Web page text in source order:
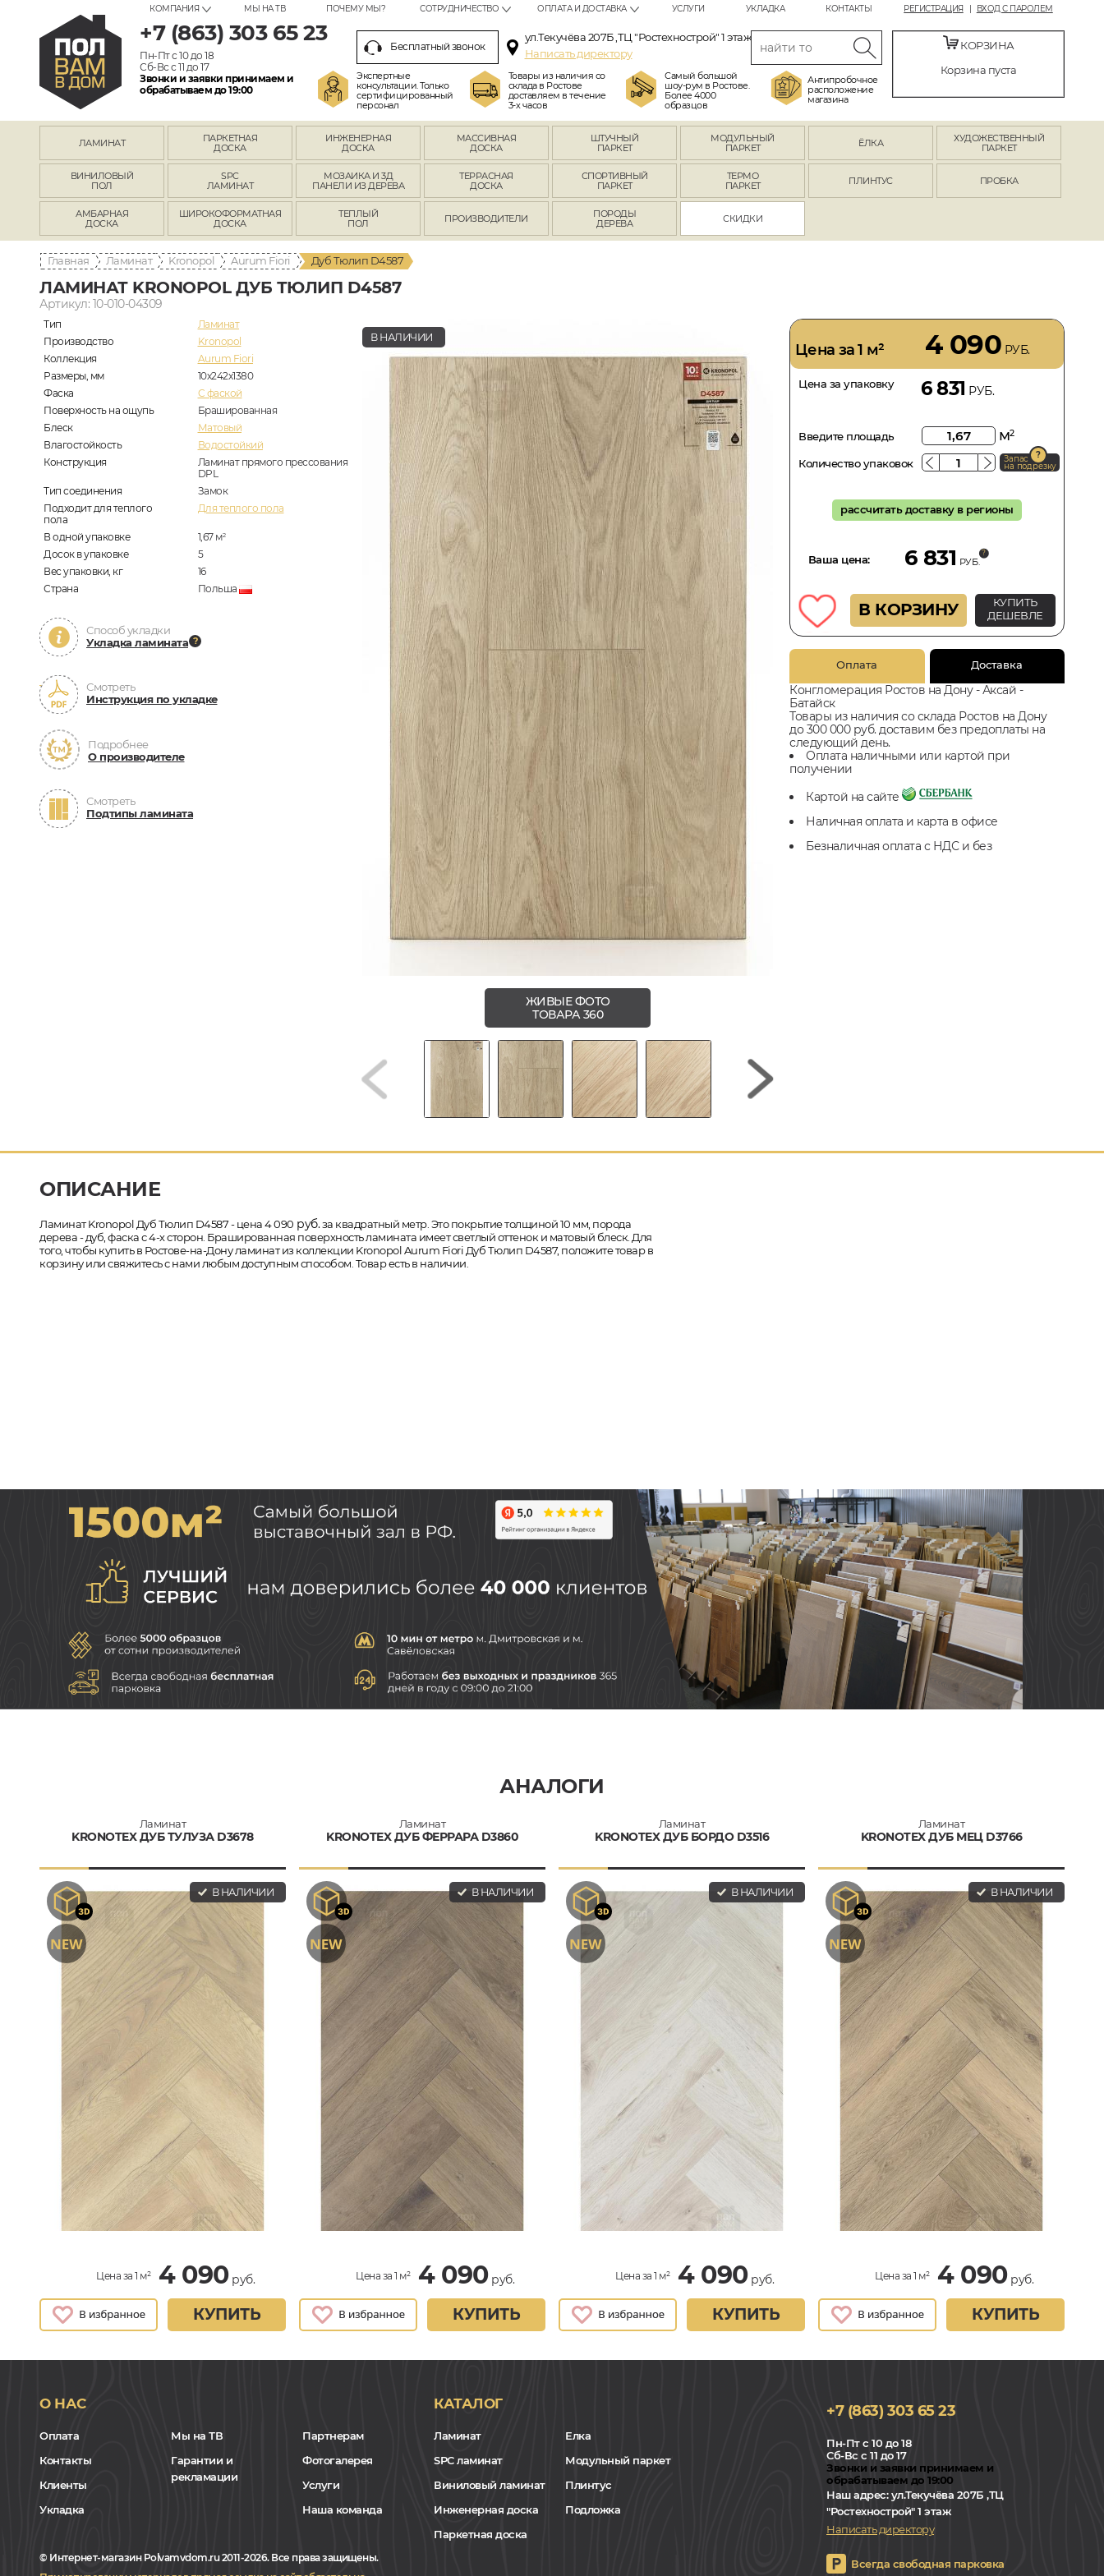
РЕГИСТРАЦИЯ ВХОД С ПАРОЛЕМ
КОМПАНИЯ МЫ НА ТВ ПОЧЕМУ МЫ? СОТРУДНИЧЕСТВО ОПЛАТА И ДОСТАВКА УСЛУГИ УКЛАДКА КОНТАКТЫ
+7 (863) 303 65 23
Пн-Пт с 10 до 18
Сб-Вс с 11 до 17
Звонки и заявки принимаем и
обрабатываем до 19:00
Бесплатный звонок
ул.Текучёва 207Б ,ТЦ "Ростехнострой" 1 этаж
Написать директору
Экспертные
консультации. Только
сертифицированный
персонал
Товары из наличия со
склада в Ростове
доставляем в течение
3-х часов
Самый большой
шоу-рум в Ростове.
Более 4000
образцов
Антипробочное
расположение
магазина
КОРЗИНА
Корзина пуста
ЛАМИНАТ
ПАРКЕТНАЯ
ДОСКА
ИНЖЕНЕРНАЯ
ДОСКА
МАССИВНАЯ
ДОСКА
ШТУЧНЫЙ
ПАРКЕТ
МОДУЛЬНЫЙ
ПАРКЕТ
ЁЛКА
ХУДОЖЕСТВЕННЫЙ
ПАРКЕТ
ВИНИЛОВЫЙ
ПОЛ
SPC
ЛАМИНАТ
МОЗАИКА И 3Д
ПАНЕЛИ ИЗ ДЕРЕВА
ТЕРРАСНАЯ
ДОСКА
СПОРТИВНЫЙ
ПАРКЕТ
ТЕРМО
ПАРКЕТ
ПЛИНТУС ПРОБКА
АМБАРНАЯ
ДОСКА
ШИРОКОФОРМАТНАЯ
ДОСКА
ТЕПЛЫЙ
ПОЛ
ПРОИЗВОДИТЕЛИ
ПОРОДЫ
ДЕРЕВА
СКИДКИ
Главная Ламинат Kronopol Aurum Fiori Дуб Тюлип D4587
ЛАМИНАТ KRONOPOL ДУБ ТЮЛИП D4587
Артикул: 10-010-04309
Тип
Ламинат
Производство
Kronopol
Коллекция
Aurum Fiori
Размеры, мм
10х242х1380
Фаска
C фаской
Поверхность на ощупь
Брашированная
Блеск
Матовый
Влагостойкость
Водостойкий
Конструкция
Ламинат прямого прессования
DPL
Тип соединения
Замок
Подходит для теплого
пола
Для теплого пола
В одной упаковке 1,67 м2
Досок в упаковке
5
Вес упаковки, кг
16
Страна
Польша
Способ укладки
Укладка ламината
Смотреть
Инструкция по укладке
Подробнее
О производителе
Смотреть
Подтипы ламината
В НАЛИЧИИ
ЖИВЫЕ ФОТО
ТОВАРА 360
Цена за 1 м² 4 090 РУБ.
Цена за упаковку 6 831 РУБ.
Введите площадь м2
Количество упаковок Запас
на подрезку
рассчитать доставку в регионы
Ваша цена: 6 831 РУБ.
В КОРЗИНУ
КУПИТЬ
ДЕШЕВЛЕ
Оплата Доставка
Конгломерация Ростов на Дону - Аксай -
Батайск
Товары из наличия со склада Ростов на Дону
до 300 000 руб. доставим без предоплаты на
следующий день.
Оплата наличными или картой при
получении
Картой на сайте
Наличная оплата и карта в офисе
Безналичная оплата с НДС и без
ОПИСАНИЕ
Ламинат Kronopol Дуб Тюлип D4587 - цена 4 090 руб.за квадратный метр. Это покрытие толщиной 10 мм, порода
дерева - дуб, фаска с 4-х сторон. Брашированная поверхность ламината имеет светлый оттенок и матовый блеск. Для
того, чтобы купить в Ростове-на-Дону ламинат из коллекции Kronopol Aurum Fiori Дуб Тюлип D4587, положите товар в
корзину или свяжитесь с нами любым доступным способом. Товар есть в наличии.
АНАЛОГИ
Ламинат
KRONOTEX ДУБ ТУЛУЗА D3678
В НАЛИЧИИ
Цена за 1 м² 4 090руб.
КУПИТЬ
Ламинат
KRONOTEX ДУБ ФЕРРАРА D3860
В НАЛИЧИИ
Цена за 1 м² 4 090руб.
КУПИТЬ
Ламинат
KRONOTEX ДУБ БОРДО D3516
В НАЛИЧИИ
Цена за 1 м² 4 090руб.
КУПИТЬ
Ламинат
KRONOTEX ДУБ МЕЦ D3766
В НАЛИЧИИ
Цена за 1 м² 4 090руб.
КУПИТЬ
О НАС
Оплата
Контакты
Клиенты
Укладка
Мы на ТВ
Гарантии и
рекламации
Партнерам
Фотогалерея
Услуги
Наша команда
КАТАЛОГ
Ламинат
SPC ламинат
Виниловый ламинат
Инженерная доска
Паркетная доска
Елка
Модульный паркет
Плинтус
Подложка
+7 (863) 303 65 23
Пн-Пт с 10 до 18
Сб-Вс с 11 до 17
Звонки и заявки принимаем и
обрабатываем до 19:00
Наш адрес:ул.Текучёва 207Б ,ТЦ
"Ростехнострой" 1 этаж
Написать директору
Всегда свободная парковка
© Интернет-магазин Polvamvdom.ru 2011-2026. Все права защищены.